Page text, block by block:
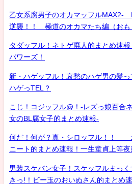
乙女系腐男子のオカマッフルMAX2-
逆襲！！ 極道のオカマたち編（おも
タダッフル！ネトゲ廃人的まとめ速
パワーズ！
新・ハゲッフル！哀愁のハゲ男の髪
ハゲっTEL？
こじ！コジッフル@！-レズっ娘百合
女のBL腐女子的まとめ速報-
何だ！何が？真・シロッフル！！
ニート的まとめ速報！一生童貞上等夜
男装スケバン女子！スケッフルまっく
きっ!！ビー玉のおいぬさん的まとめ